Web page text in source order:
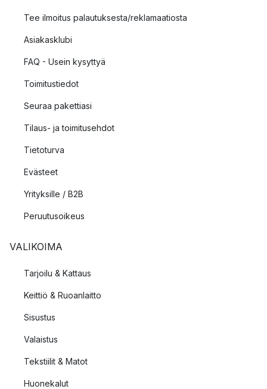
Tee ilmoitus palautuksesta/reklamaatiosta
Asiakasklubi
FAQ - Usein kysyttyä
Toimitustiedot
Seuraa pakettiasi
Tilaus- ja toimitusehdot
Tietoturva
Evästeet
Yrityksille / B2B
Peruutusoikeus
VALIKOIMA
Tarjoilu & Kattaus
Keittiö & Ruoanlaitto
Sisustus
Valaistus
Tekstiilit & Matot
Huonekalut